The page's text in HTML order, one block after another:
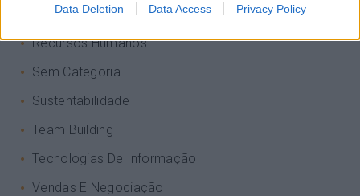
Data Deletion Data Access Privacy Policy
PORTO RH MEETING
Recursos Humanos
Sem Categoria
Sustentabilidade
Team Building
Tecnologias De Informação
Vendas E Negociação